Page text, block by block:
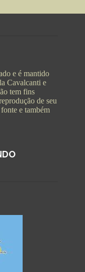
e é mantido
Cavalcanti e
tem fins
de seu
e também